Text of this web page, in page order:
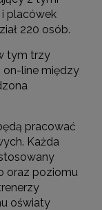
placówek
220 osób.
tym trzy
line między
pracować
Każda
oraz poziomu
oświaty